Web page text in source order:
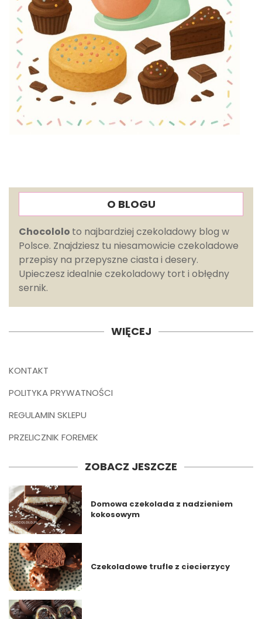
O BLOGU
Chocololo to najbardziej czekoladowy blog w
Polsce. Znajdziesz tu niesamowicie czekoladowe
przepisy na przepyszne ciasta i desery.
Upieczesz idealnie czekoladowy tort i obłędny
sernik.
WIĘCEJ
KONTAKT
POLITYKA PRYWATNOŚCI
REGULAMIN SKLEPU
PRZELICZNIK FOREMEK
ZOBACZ JESZCZE
Domowa czekolada z nadzieniem
kokosowym
Czekoladowe trufle z ciecierzycy